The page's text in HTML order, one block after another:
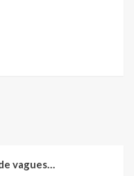
vagues…